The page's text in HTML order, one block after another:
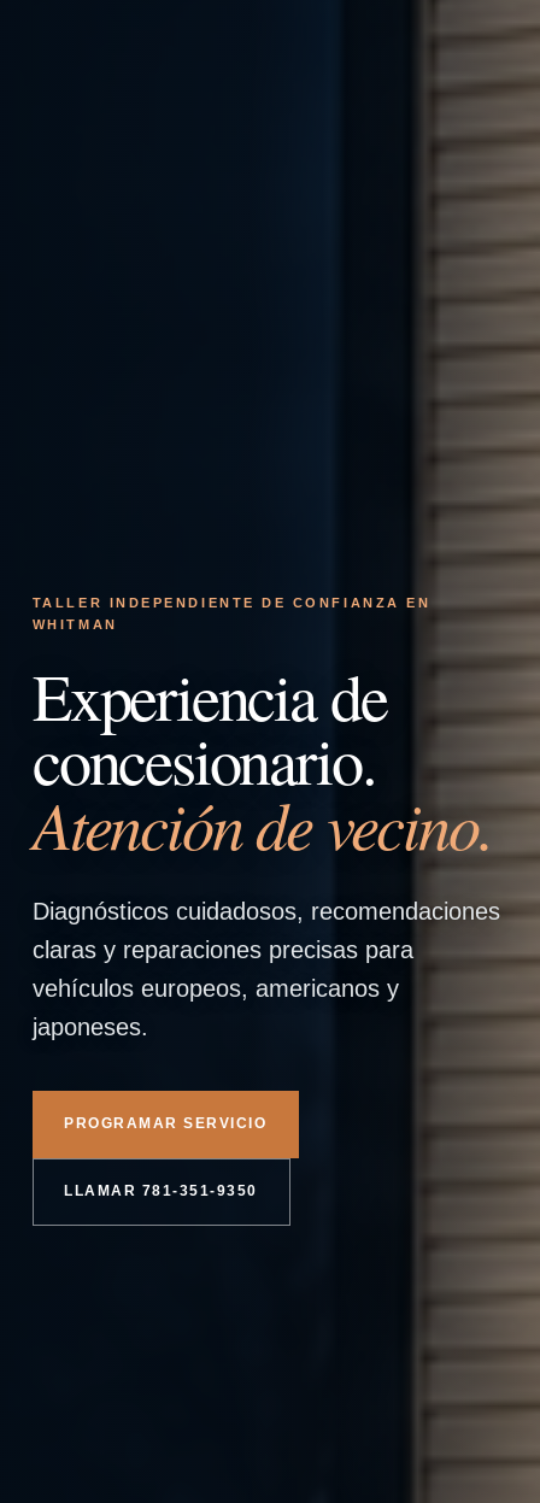
TALLER INDEPENDIENTE DE CONFIANZA EN
WHITMAN
Experiencia de
concesionario.
Atención de vecino.
Diagnósticos cuidadosos, recomendaciones
claras y reparaciones precisas para
vehículos europeos, americanos y
japoneses.
PROGRAMAR SERVICIO
LLAMAR 781-351-9350